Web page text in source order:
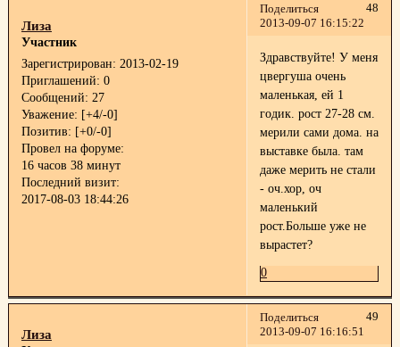
Поделиться
48
2013-09-07 16:15:22
Лиза
Участник
Зарегистрирован: 2013-02-19
Приглашений: 0
Сообщений: 27
Уважение: [+4/-0]
Позитив: [+0/-0]
Провел на форуме:
16 часов 38 минут
Последний визит:
2017-08-03 18:44:26
Здравствуйте! У меня
цвергуша очень
маленькая, ей 1
годик. рост 27-28 см.
мерили сами дома. на
выставке была. там
даже мерить не стали
- оч.хор, оч
маленький
рост.Больше уже не
вырастет?
0
Поделиться
49
2013-09-07 16:16:51
Лиза